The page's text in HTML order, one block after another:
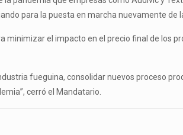
para la puesta en marcha nuevamente de
minimizar el impacto en el precio final de los
fueguina, consolidar nuevos proceso
cerró el Mandatario.